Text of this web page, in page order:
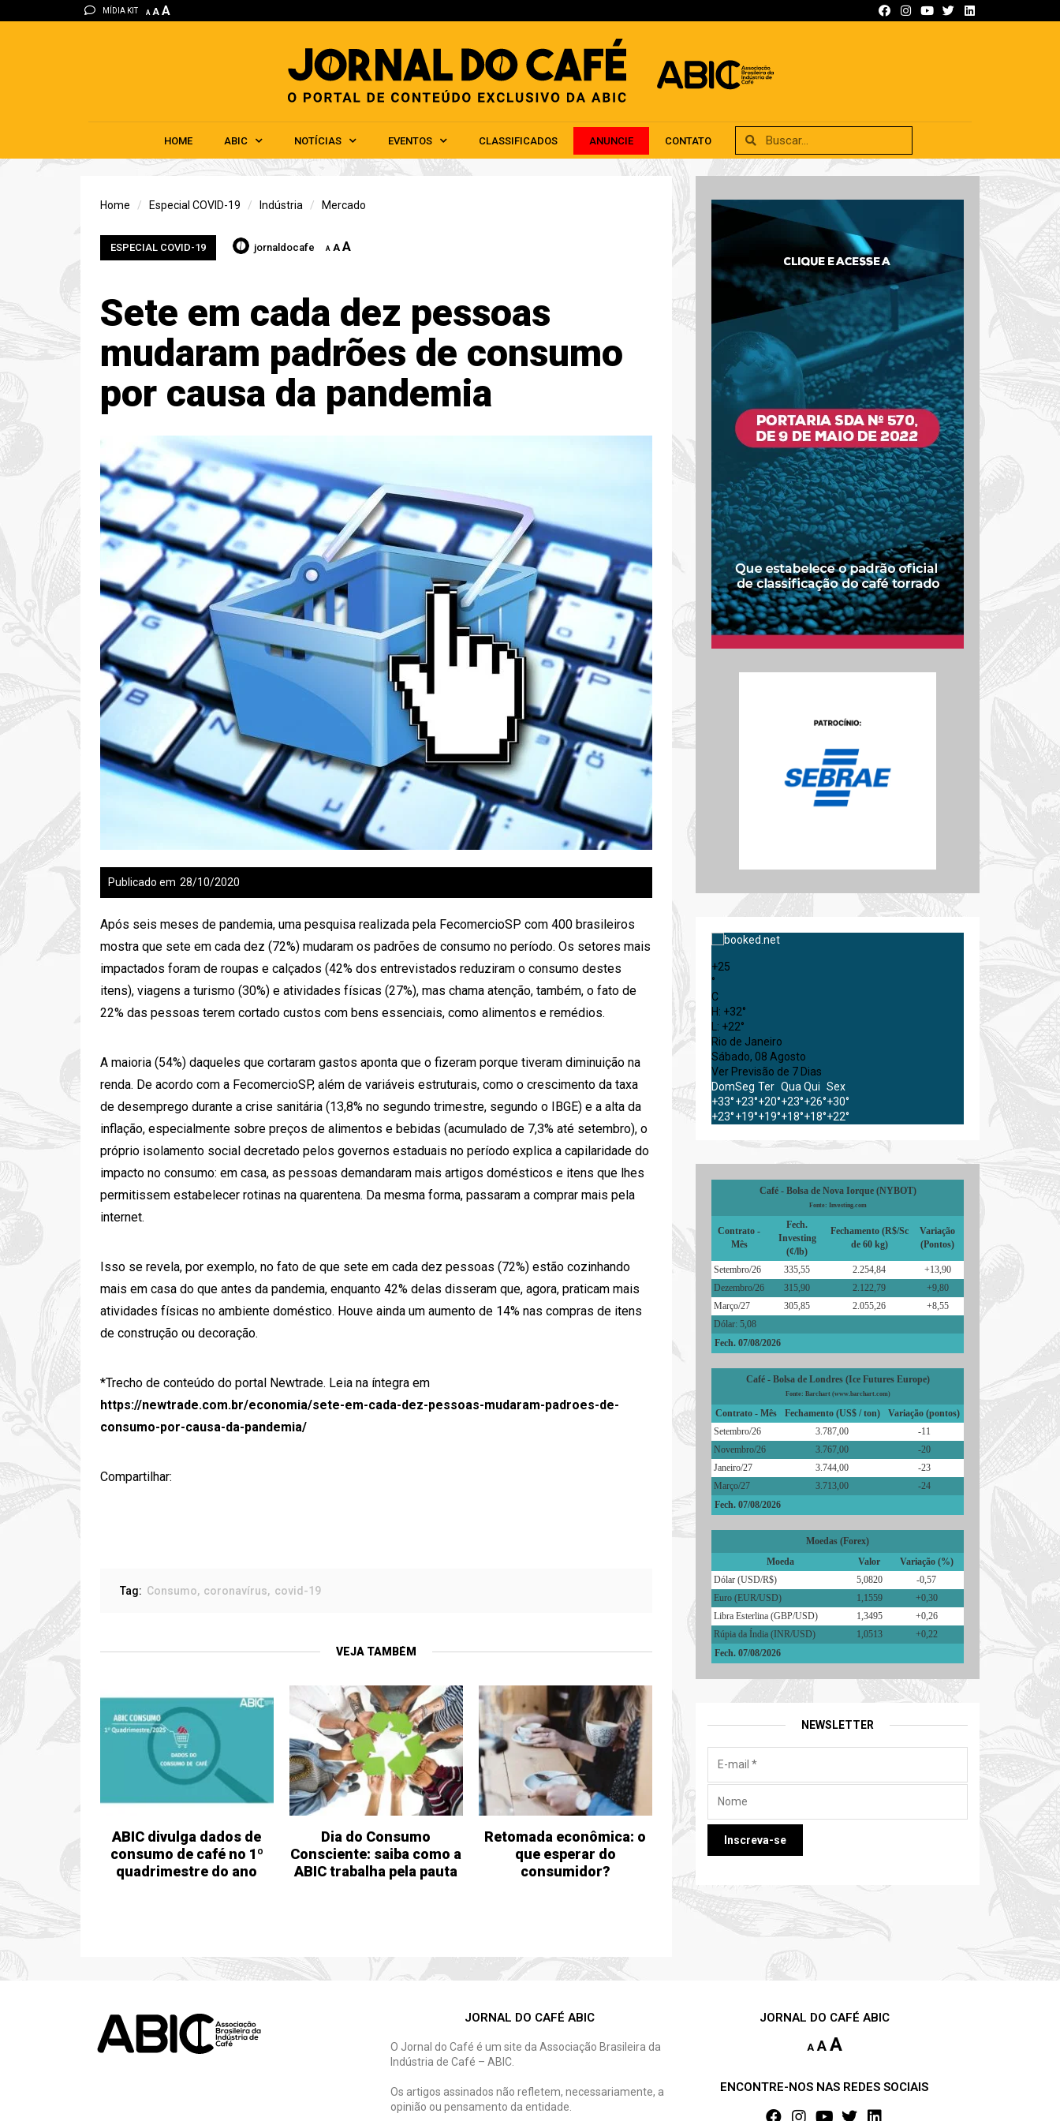
MÍDIA KIT A A A
HOME ABIC NOTÍCIAS EVENTOS CLASSIFICADOS ANUNCIE CONTATO
HOME ABIC NOTÍCIAS EVENTOS
+25
°
C
H: +32°
L: +22°
Rio de Janeiro
Sábado, 08 Agosto
Ver Previsão de 7 Dias
DomSeg Ter QuaQui Sex
+33°+23°+20°+23°+26°+30°
+23°+19°+19°+18°+18°+22°
Café - Bolsa de Nova Iorque (NYBOT)
Fonte: Investing.com
Contrato -
Mês
Fech.
Investing
(¢/lb)
Fechamento (R$/Sc
de 60 kg)
Variação
(Pontos)
Setembro/26 335,55 2.254,84
+13,90
Dezembro/26
315,90 2.122,79
+9,80
Março/27
305,85 2.055,26
+8,55
Dólar: 5,08
Fech. 07/08/2026
Café - Bolsa de Londres (Ice Futures Europe)
Fonte: Barchart (www.barchart.com)
Contrato - Mês Fechamento (US$ / ton)
Variação (pontos)
Setembro/26
3.787,00
-11
Novembro/26
3.767,00
-20
Janeiro/27
3.744,00
-23
Março/27
3.713,00
-24
Fech. 07/08/2026
Moedas (Forex)
Moeda
Valor
Variação (%)
Dólar (USD/R$)
5,0820
-0,57
Euro (EUR/USD)
1,1559
+0,30
Libra Esterlina (GBP/USD)
1,3495
+0,26
Rúpia da Índia (INR/USD)
1,0513
+0,22
Fech. 07/08/2026
NEWSLETTER
Home Especial COVID-19 Indústria Mercado
ESPECIAL COVID-19 jornaldocafe A A A
Sete em cada dez pessoas
mudaram padrões de consumo
por causa da pandemia
28/10/2020
Publicado em
Após seis meses de pandemia, uma pesquisa realizada pela FecomercioSP com 400 brasileiros
mostra que sete em cada dez (72%) mudaram os padrões de consumo no período. Os setores mais
impactados foram de roupas e calçados (42% dos entrevistados reduziram o consumo destes
itens), viagens a turismo (30%) e atividades físicas (27%), mas chama atenção, também, o fato de
22% das pessoas terem cortado custos com bens essenciais, como alimentos e remédios.
A maioria (54%) daqueles que cortaram gastos aponta que o fizeram porque tiveram diminuição na
renda. De acordo com a FecomercioSP, além de variáveis estruturais, como o crescimento da taxa
de desemprego durante a crise sanitária (13,8% no segundo trimestre, segundo o IBGE) e a alta da
inflação, especialmente sobre preços de alimentos e bebidas (acumulado de 7,3% até setembro), o
próprio isolamento social decretado pelos governos estaduais no período explica a capilaridade do
impacto no consumo: em casa, as pessoas demandaram mais artigos domésticos e itens que lhes
permitissem estabelecer rotinas na quarentena. Da mesma forma, passaram a comprar mais pela
internet.
Isso se revela, por exemplo, no fato de que sete em cada dez pessoas (72%) estão cozinhando
mais em casa do que antes da pandemia, enquanto 42% delas disseram que, agora, praticam mais
atividades físicas no ambiente doméstico. Houve ainda um aumento de 14% nas compras de itens
de construção ou decoração.
*Trecho de conteúdo do portal Newtrade. Leia na íntegra em
https://newtrade.com.br/economia/sete-em-cada-dez-pessoas-mudaram-padroes-de-
consumo-por-causa-da-pandemia/
Compartilhar:
Tag: Consumo coronavírus covid-19
VEJA TAMBÉM
ABIC divulga dados de
consumo de café no 1º
quadrimestre do ano
Dia do Consumo
Consciente: saiba como a
ABIC trabalha pela pauta
Retomada econômica: o
que esperar do
consumidor?
JORNAL DO CAFÉ ABIC
O Jornal do Café é um site da Associação Brasileira da
Indústria de Café – ABIC.
Os artigos assinados não refletem, necessariamente, a
opinião ou pensamento da entidade.
JORNAL DO CAFÉ ABIC
A AA
ENCONTRE-NOS NAS REDES SOCIAIS